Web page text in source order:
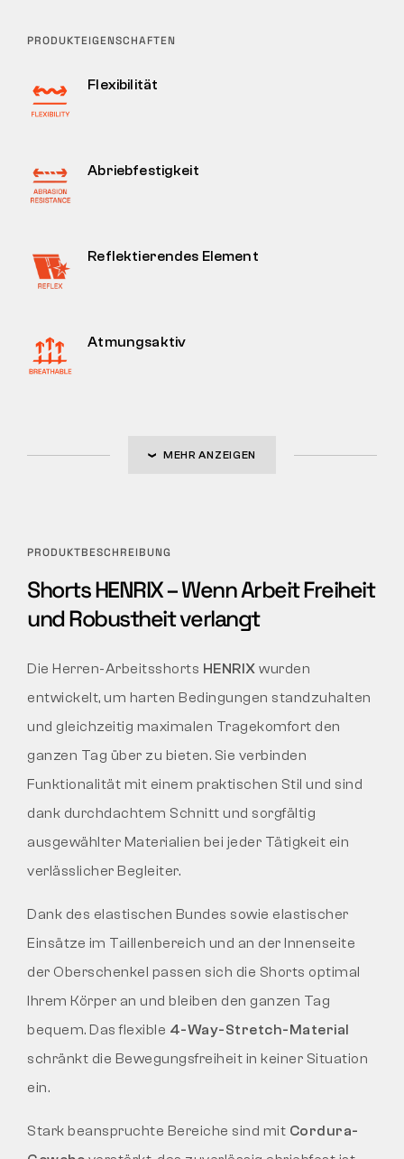
PRODUKTEIGENSCHAFTEN
Flexibilität
Abriebfestigkeit
Reflektierendes Element
Atmungsaktiv
MEHR ANZEIGEN
PRODUKTBESCHREIBUNG
Shorts HENRIX – Wenn Arbeit Freiheit
und Robustheit verlangt
Die Herren-Arbeitsshorts HENRIX wurden
entwickelt, um harten Bedingungen standzuhalten
und gleichzeitig maximalen Tragekomfort den
ganzen Tag über zu bieten. Sie verbinden
Funktionalität mit einem praktischen Stil und sind
dank durchdachtem Schnitt und sorgfältig
ausgewählter Materialien bei jeder Tätigkeit ein
verlässlicher Begleiter.
Dank des elastischen Bundes sowie elastischer
Einsätze im Taillenbereich und an der Innenseite
der Oberschenkel passen sich die Shorts optimal
Ihrem Körper an und bleiben den ganzen Tag
bequem. Das flexible 4-Way-Stretch-Material
schränkt die Bewegungsfreiheit in keiner Situation
ein.
Stark beanspruchte Bereiche sind mit Cordura-